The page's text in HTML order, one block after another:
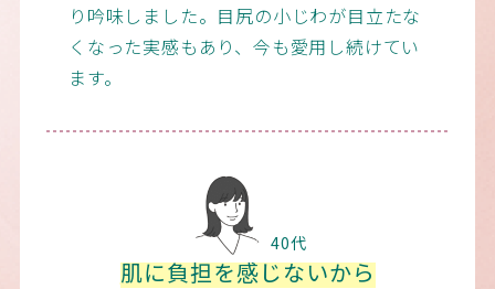
り吟味しました。目尻の小じわが目立たな
くなった実感もあり、今も愛用し続けてい
ます。
40代
肌に負担を感じないから